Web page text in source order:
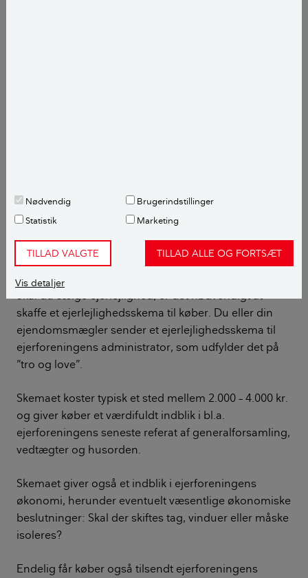
Nødvendig
Brugerindstillinger
Statistik
Marketing
TILLAD VALGTE TILLAD ALLE OG FORTSÆT
Vis detaljer
Som nævnt er det væsentligt dyrere at blive frigjort
for mangler i forbindelse med salg af ejerlejlighed og
ikke muligt i forbindelse med salg af andelsbolig. Der
er imidlertid gode muligheder for at gardere sig.
Skal du sælge ejerlejlighed, er det nødvendigt at
skaffe et ejerlejlighedsskema til køber. Du eller din
ejendomsmægler sender et ejerlejlighedsskema til
ejerforeningens administrator, som udfylder det på
”tro og love”.
Skemaet koster typisk et sted mellem 2.000 – 4.000 kr.
og giver køber et værdifuldt indblik i bl.a.
ejerforeningens seneste referat af generalforsamling,
vedtægter og husorden.
Skemaet giver også et indblik i ejerforeningens
økonomi, herunder eventuelt væsentlige økonomiske
beslutninger: Skal der skiftes tag, vinduer eller måske
isoleres?
Endelig får køber også tilsendt ejerforeningens